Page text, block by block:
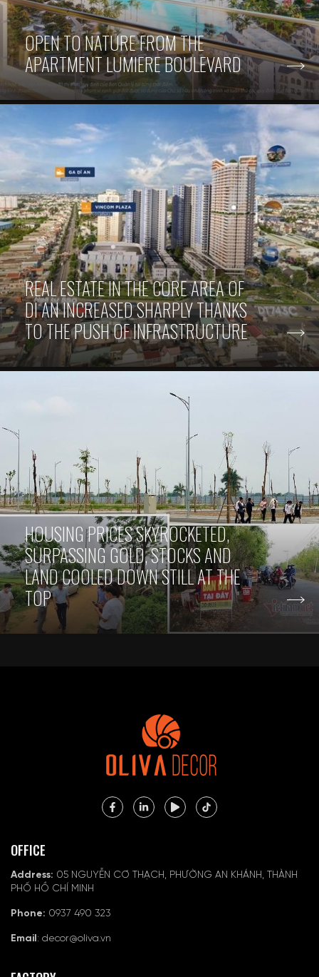
OPEN TO NATURE FROM THE
APARTMENT LUMIERE BOULEVARD
REAL ESTATE IN THE CORE AREA OF
DI AN INCREASED SHARPLY THANKS
TO THE PUSH OF INFRASTRUCTURE
HOUSING PRICES SKYROCKETED,
SURPASSING GOLD, STOCKS AND
LAND COOLED DOWN STILL AT THE
TOP
OFFICE
Address: 05 NGUYỄN CƠ THẠCH, PHƯỜNG AN KHÁNH, THÀNH
PHỐ HỒ CHÍ MINH
Phone: 0937 490 323
Email: decor@oliva.vn